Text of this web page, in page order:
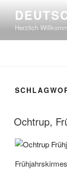
springenHerzlich
Ochtrup,